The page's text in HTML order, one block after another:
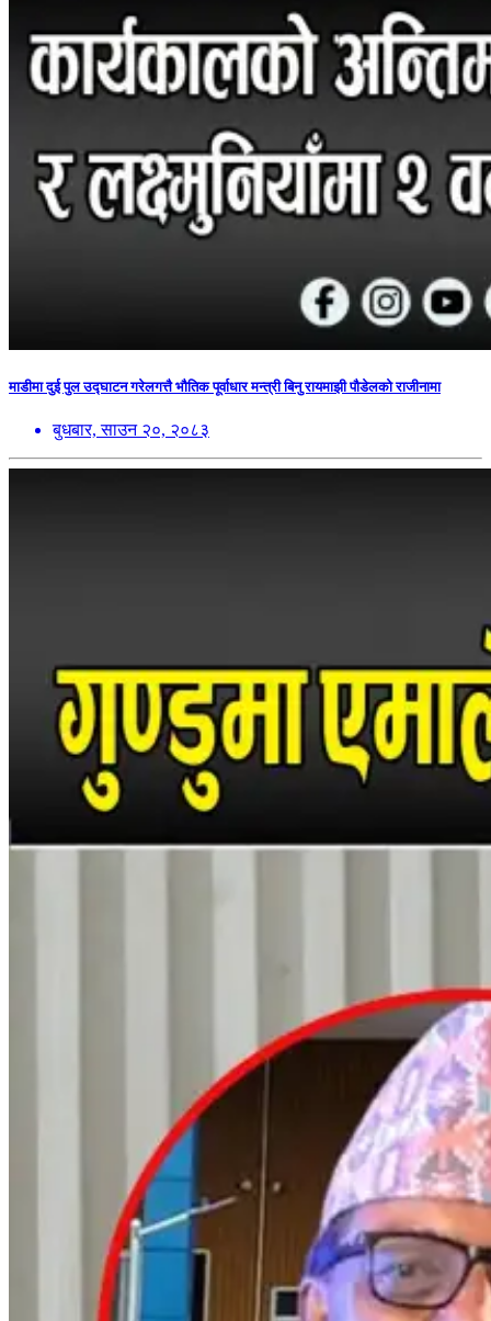
माडीमा दुई पुल उद्घाटन गरेलगत्तै भौतिक पूर्वाधार मन्त्री बिनु रायमाझी पौडेलको राजीनामा
बुधबार, साउन २०, २०८३